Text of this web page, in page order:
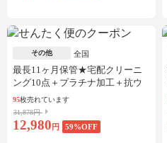
その他 全国
最長11ヶ月保管★宅配クリーニ
ング10点＋プラチナ加工＋抗ウ
イルス加工
95枚売れています
31,878円
12,980 円 59%OFF